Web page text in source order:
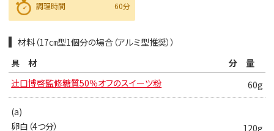
調理時間 60分
材料（17㎝型1個分の場合（アルミ型推奨））
具材
分量
辻󠄀口博啓監修糖質50％オフのスイーツ粉
60g
(a)
卵白（4つ分）
120g